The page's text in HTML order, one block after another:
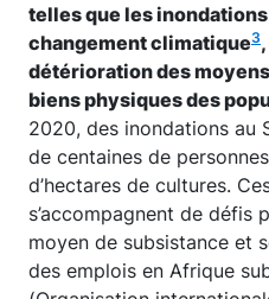
telles que les
changement climatique3
détérioration des
biens physiques des
2020, des inondations au
de centaines de
d’hectares de cultures.
s’accompagnent de défis
moyen de subsistance et
des emplois en Afrique